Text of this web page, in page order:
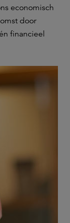
economisch
door
financieel